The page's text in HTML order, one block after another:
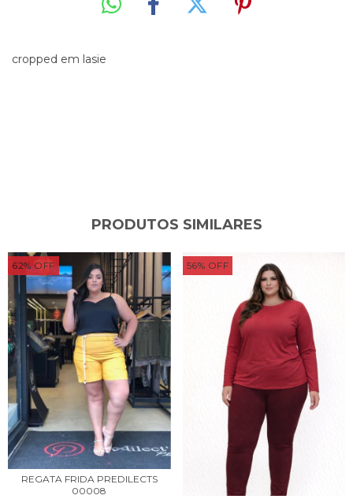
cropped em lasie
PRODUTOS SIMILARES
62% OFF
REGATA FRIDA PREDILECTS
00008
56% OFF